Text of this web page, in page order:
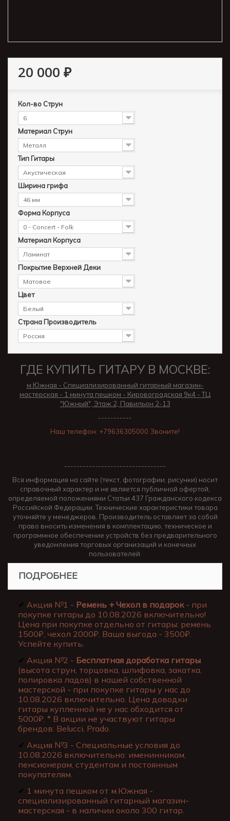
20 000 ₽
Кол-во Струн
6
Материал Струн
Металл
Тип Гитары
Акустическая
Ширина грифа
46 мм
Форма Корпуса
0 - Concert - Folk
Материал Корпуса
Ламинат
Покрытие Верхней Деки
Матовое
Цвет
Белый
Страна Производитель
Россия
ГДЕ КУПИТЬ ГИТАРУ В МОСКВЕ:
м.Южная - Специализированный гитарный магазин-
мастерская - 1 минута пешком - Кировоградская 9к4 - ТЦ
"Южный", Этаж 2, Павильон 2-13
-----------
Наш телефон: +79636305000 Звоните!
---------------------------------
Вся информация на сайте (текст, фотографии, рисунки) носит
справочный характер и не является публичной офертой,
определяемой положениями Статьи 437 Гражданского кодекса
Российской Федерации. Технические характеристики товара
уточняйте у менеджеров. Производитель оставляет за собой
право вносить изменения в комплектацию, техническое и
программное обеспечение устройств без предварительного
уведомления торговых организаций и конечных
пользователей.
ПОДРОБНЕЕ
✔ Акция №1 - Ремень + Чехол в подарок- при
покупке гитары до 10.08.2026 включительно!
Цена при покупке отдельно от гитары: ремень
1500₽, чехол 2000₽. Ваша выгода - 3500₽.
Успейте купить.
✔ Акция №2 - Бесплатная доработка гитары
(высота струн, торцовка, шлифовка, закатка,
полировка ладов) в нашей собственной
мастерской - при покупке гитары у нас до
10.08.2026 включительно. Цена доводки
гитары купленной не у нас обходится от
5000₽. * В акции не участвуют гитары
брендов: Belucci, Prado.
✔ Акция №3 - Специальные условия до
10.08.2026 включительно: именинникам,
пенсионерам, студентам и постоянным
покупателям.
✔ 1 минута пешком от м.Южная -
специализированный гитарный магазин-
мастерская - в наличии около 300 гитар.